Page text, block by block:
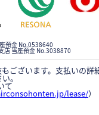
預金 No.0538640
店 当座預金 No.3038870
ございます。支払いの詳
。
て
lease/）